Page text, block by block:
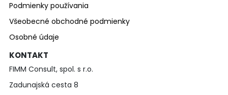
Podmienky používania
Všeobecné obchodné podmienky
Osobné údaje
KONTAKT
FIMM Consult, spol. s r.o.
Zadunajská cesta 8